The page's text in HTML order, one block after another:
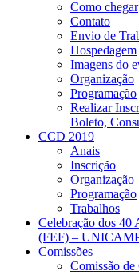
Como chegar
Contato
Envio de
Hospedagem
Imagens do
Organização
Programação
Realizar
Boleto,
CCD 2019
Anais
Inscrição
Organização
Programação
Trabalhos
Celebração dos 40
(FEF) –
Comissões
Comissão de